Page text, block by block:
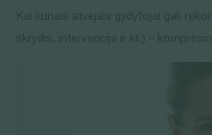
Kai kuriais atvejais gydytojai gali
skrydis, intervencija ir kt.) –